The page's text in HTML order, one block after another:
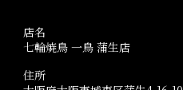
店名
七輪焼鳥 一鳥 蒲生店
住所